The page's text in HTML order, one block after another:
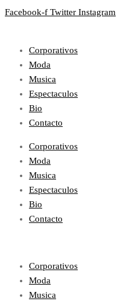
Facebook-f Twitter Instagram
Corporativos
Moda
Musica
Espectaculos
Bio
Contacto
Corporativos
Moda
Musica
Espectaculos
Bio
Contacto
Corporativos
Moda
Musica